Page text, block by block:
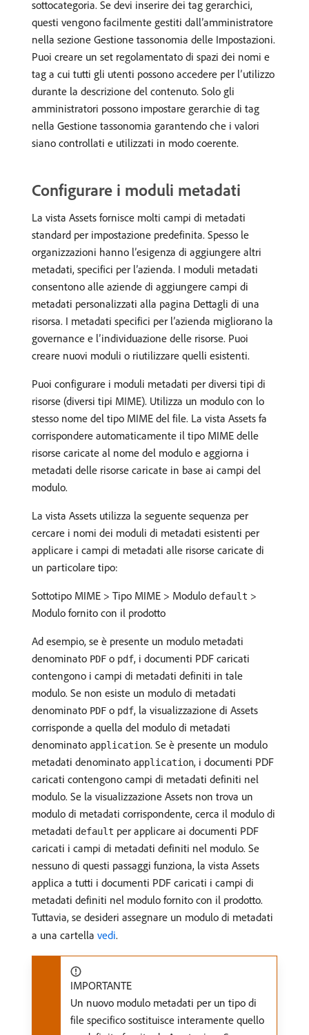
sottocategoria. Se devi inserire dei tag gerarchici,
questi vengono facilmente gestiti dall’amministratore
nella sezione Gestione tassonomia delle Impostazioni.
Puoi creare un set regolamentato di spazi dei nomi e
tag a cui tutti gli utenti possono accedere per l’utilizzo
durante la descrizione del contenuto. Solo gli
amministratori possono impostare gerarchie di tag
nella Gestione tassonomia garantendo che i valori
siano controllati e utilizzati in modo coerente.
Configurare i moduli metadati
La vista Assets fornisce molti campi di metadati
standard per impostazione predefinita. Spesso le
organizzazioni hanno l’esigenza di aggiungere altri
metadati, specifici per l’azienda. I moduli metadati
consentono alle aziende di aggiungere campi di
metadati personalizzati alla pagina Dettagli di una
risorsa. I metadati specifici per l’azienda migliorano la
governance e l’individuazione delle risorse. Puoi
creare nuovi moduli o riutilizzare quelli esistenti.
Puoi configurare i moduli metadati per diversi tipi di
risorse (diversi tipi MIME). Utilizza un modulo con lo
stesso nome del tipo MIME del file. La vista Assets fa
corrispondere automaticamente il tipo MIME delle
risorse caricate al nome del modulo e aggiorna i
metadati delle risorse caricate in base ai campi del
modulo.
La vista Assets utilizza la seguente sequenza per
cercare i nomi dei moduli di metadati esistenti per
applicare i campi di metadati alle risorse caricate di
un particolare tipo:
Sottotipo MIME > Tipo MIME > Modulo default >
Modulo fornito con il prodotto
Ad esempio, se è presente un modulo metadati
denominato PDF o pdf, i documenti PDF caricati
contengono i campi di metadati definiti in tale
modulo. Se non esiste un modulo di metadati
denominato PDF o pdf, la visualizzazione di Assets
corrisponde a quella del modulo di metadati
denominato application. Se è presente un modulo
metadati denominato application, i documenti PDF
caricati contengono campi di metadati definiti nel
modulo. Se la visualizzazione Assets non trova un
modulo di metadati corrispondente, cerca il modulo di
metadati default per applicare ai documenti PDF
caricati i campi di metadati definiti nel modulo. Se
nessuno di questi passaggi funziona, la vista Assets
applica a tutti i documenti PDF caricati i campi di
metadati definiti nel modulo fornito con il prodotto.
Tuttavia, se desideri assegnare un modulo di metadati
a una cartella vedi.
IMPORTANTE
Un nuovo modulo metadati per un tipo di
file specifico sostituisce interamente quello